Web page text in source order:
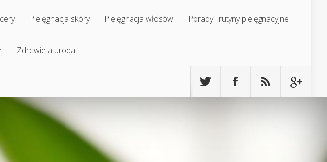
Pielęgnacja skóry Pielęgnacja włosów Porady i rutyny pielęgnacyjne
Zdrowie a uroda